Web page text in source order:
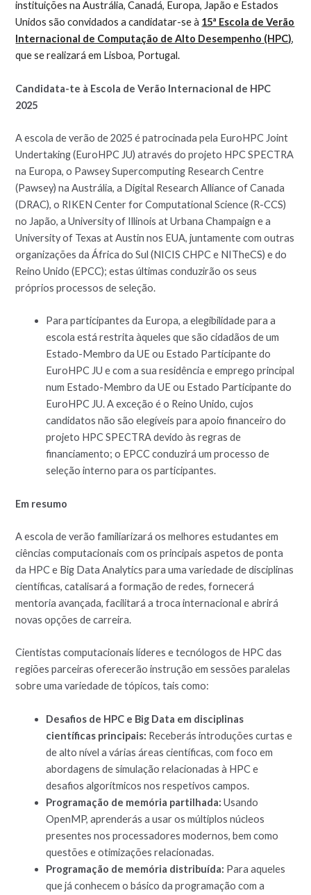
instituições na Austrália, Canadá, Europa, Japão e Estados
Unidos são convidados a candidatar-se à 15ª Escola de Verão
Internacional de Computação de Alto Desempenho (HPC),
que se realizará em Lisboa, Portugal.
Candidata-te à Escola de Verão Internacional de HPC
2025
A escola de verão de 2025 é patrocinada pela EuroHPC Joint
Undertaking (EuroHPC JU) através do projeto HPC SPECTRA
na Europa, o Pawsey Supercomputing Research Centre
(Pawsey) na Austrália, a Digital Research Alliance of Canada
(DRAC), o RIKEN Center for Computational Science (R-CCS)
no Japão, a University of Illinois at Urbana Champaign e a
University of Texas at Austin nos EUA, juntamente com outras
organizações da África do Sul (NICIS CHPC e NITheCS) e do
Reino Unido (EPCC); estas últimas conduzirão os seus
próprios processos de seleção.
Para participantes da Europa, a elegibilidade para a
escola está restrita àqueles que são cidadãos de um
Estado-Membro da UE ou Estado Participante do
EuroHPC JU e com a sua residência e emprego principal
num Estado-Membro da UE ou Estado Participante do
EuroHPC JU. A exceção é o Reino Unido, cujos
candidatos não são elegíveis para apoio financeiro do
projeto HPC SPECTRA devido às regras de
financiamento; o EPCC conduzirá um processo de
seleção interno para os participantes.
Em resumo
A escola de verão familiarizará os melhores estudantes em
ciências computacionais com os principais aspetos de ponta
da HPC e Big Data Analytics para uma variedade de disciplinas
científicas, catalisará a formação de redes, fornecerá
mentoria avançada, facilitará a troca internacional e abrirá
novas opções de carreira.
Cientistas computacionais líderes e tecnólogos de HPC das
regiões parceiras oferecerão instrução em sessões paralelas
sobre uma variedade de tópicos, tais como:
Desafios de HPC e Big Data em disciplinas
científicas principais: Receberás introduções curtas e
de alto nível a várias áreas científicas, com foco em
abordagens de simulação relacionadas à HPC e
desafios algorítmicos nos respetivos campos.
Programação de memória partilhada: Usando
OpenMP, aprenderás a usar os múltiplos núcleos
presentes nos processadores modernos, bem como
questões e otimizações relacionadas.
Programação de memória distribuída: Para aqueles
que já conhecem o básico da programação com a